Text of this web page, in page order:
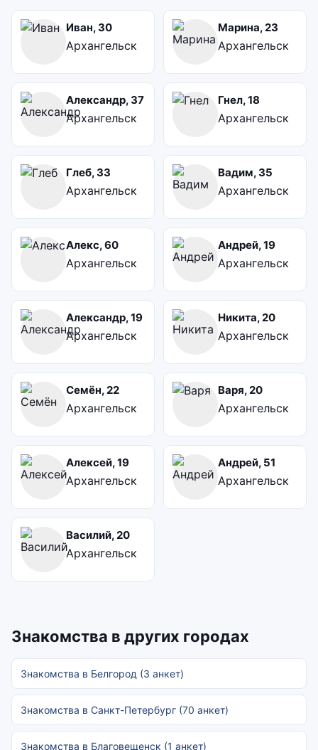
Иван, 30
Архангельск
Марина, 23
Архангельск
Александр, 37
Архангельск
Гнел, 18
Архангельск
Глеб, 33
Архангельск
Вадим, 35
Архангельск
Алекс, 60
Архангельск
Андрей, 19
Архангельск
Александр, 19
Архангельск
Никита, 20
Архангельск
Семён, 22
Архангельск
Варя, 20
Архангельск
Алексей, 19
Архангельск
Андрей, 51
Архангельск
Василий, 20
Архангельск
Знакомства в других городах
Знакомства в Белгород (3 анкет)
Знакомства в Санкт-Петербург (70 анкет)
Знакомства в Благовещенск (1 анкет)